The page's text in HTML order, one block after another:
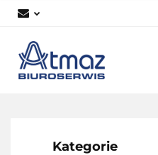
Kategorie